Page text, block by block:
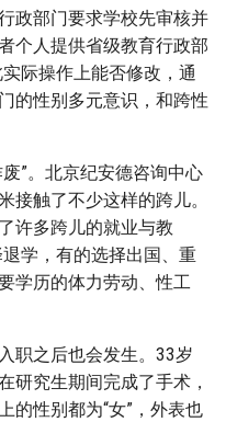
政部门要求学校先审核并
个人提供省级教育行政部
际操作上能否修改，通
的性别多元意识，和跨性
”。北京纪安德咨询中心
接触了不少这样的跨儿。
许多跨儿的就业与教
学，有的选择出国、重
学历的体力劳动、性工
职之后也会发生。33岁
研究生期间完成了手术，
的性别都为“女”，外表也